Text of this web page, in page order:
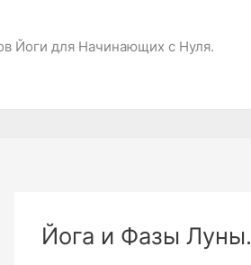
Йоги для Начинающих с Нуля.
Йога и Фазы Луны.